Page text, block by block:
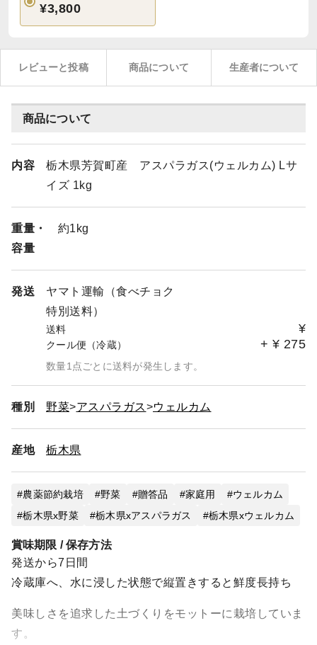
¥3,800
レビューと投稿 商品について 生産者について
商品について
内容
栃木県芳賀町産 アスパラガス(ウェルカム) Lサ
イズ 1kg
重量・
容量
約1kg
発送
ヤマト運輸（食べチョク
特別送料）
送料 ¥
クール便（冷蔵） + ¥ 275
数量1点ごとに送料が発生します。
種別 野菜 アスパラガス ウェルカム
産地 栃木県
農薬節約栽培 野菜 贈答品 家庭用
ウェルカム
栃木県x野菜
栃木県xアスパラガス 栃木県xウェルカム
賞味期限 / 保存方法
発送から7日間
冷蔵庫へ、水に浸した状態で縦置きすると鮮度長持ち
美味しさを追求した土づくりをモットーに栽培していま
す。